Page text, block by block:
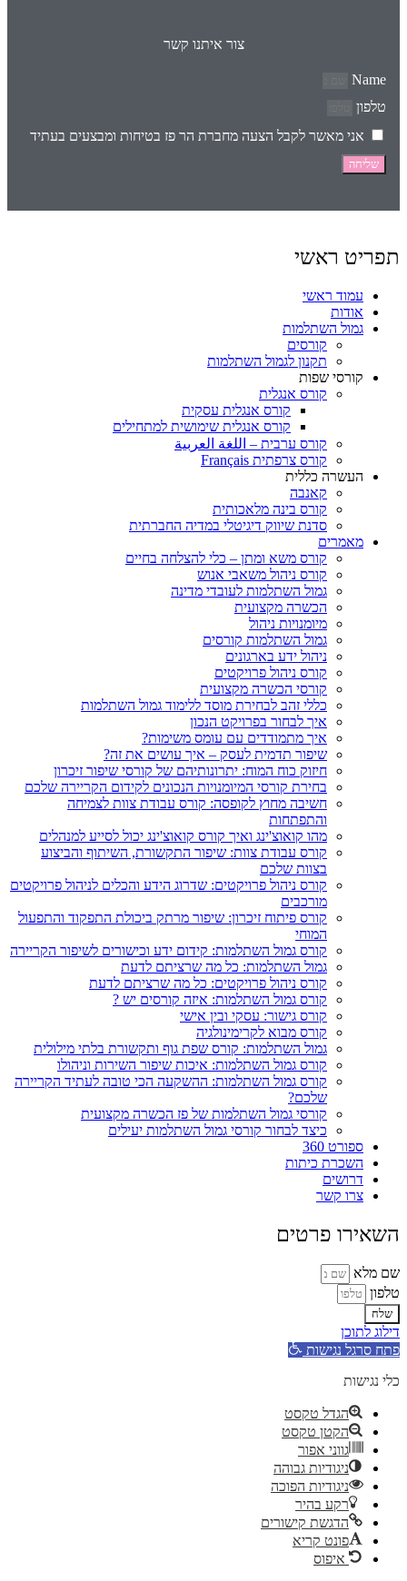
צור איתנו קשר
Name
טלפון
אני מאשר לקבל הצעה מחברת הר פז בטיחות ומבצעים בעתיד
שליחה
תפריט ראשי
עמוד ראשי
אודות
גמול השתלמות
קורסים
תקנון לגמול השתלמות
קורסי שפות
קורס אנגלית
קורס אנגלית עסקית
קורס אנגלית שימושית למתחילים
קורס ערבית – اللغة العربية
קורס צרפתית Français
העשרה כללית
קאנבה
קורס בינה מלאכותית
סדנת שיווק דיגיטלי במדיה החברתית
מאמרים
קורס משא ומתן – כלי להצלחה בחיים
קורס ניהול משאבי אנוש
גמול השתלמות לעובדי מדינה
הכשרה מקצועית
מיומנויות ניהול
גמול השתלמות קורסים
ניהול ידע בארגונים
קורס ניהול פרויקטים
קורסי הכשרה מקצועית
כללי זהב לבחירת מוסד ללימוד גמול השתלמות
איך לבחור בפרויקט הנכון
איך מתמודדים עם עומס משימות?​
שיפור תדמית לעסק – איך עושים את זה?
חיזוק כוח המוח: יתרונותיהם של קורסי שיפור זיכרון
בחירת קורסי המיומנויות הנכונים לקידום הקריירה שלכם
חשיבה מחוץ לקופסה: קורס עבודת צוות לצמיחה
והתפתחות
מהו קואוצ'ינג ואיך קורס קואוצ'ינג יכול לסייע למנהלים
קורס עבודת צוות: שיפור התקשורת, השיתוף והביצוע
בצוות שלכם
קורס ניהול פרויקטים: שדרוג הידע והכלים לניהול פרויקטים
מורכבים
קורס פיתוח זיכרון: שיפור מרתק ביכולת התפקוד והתפעול
המוחי
קורס גמול השתלמות: קידום ידע וכישורים לשיפור הקריירה
גמול השתלמות: כל מה שרציתם לדעת
קורס ניהול פרויקטים: כל מה שרציתם לדעת
קורס גמול השתלמות: איזה קורסים יש ?
קורס גישור: עסקי ובין אישי
קורס מבוא לקרימינולגיה
גמול השתלמות: קורס שפת גוף ותקשורת בלתי מילולית
קורס גמול השתלמות: איכות שיפור השירות וניהולו
קורס גמול השתלמות: ההשקעה הכי טובה לעתיד הקריירה
שלכם?
קורסי גמול השתלמות של פז הכשרה מקצועית
כיצד לבחור קורסי גמול השתלמות יעילים
ספורט 360
השכרת כיתות
דרושים
צרו קשר
השאירו פרטים
שם מלא
טלפון
שלח
דילוג לתוכן
פתח סרגל נגישות
כלי נגישות
הגדל טקסט
הקטן טקסט
גווני אפור
ניגודיות גבוהה
ניגודיות הפוכה
רקע בהיר
הדגשת קישורים
פונט קריא
איפוס